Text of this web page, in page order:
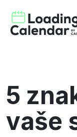
5
vaše